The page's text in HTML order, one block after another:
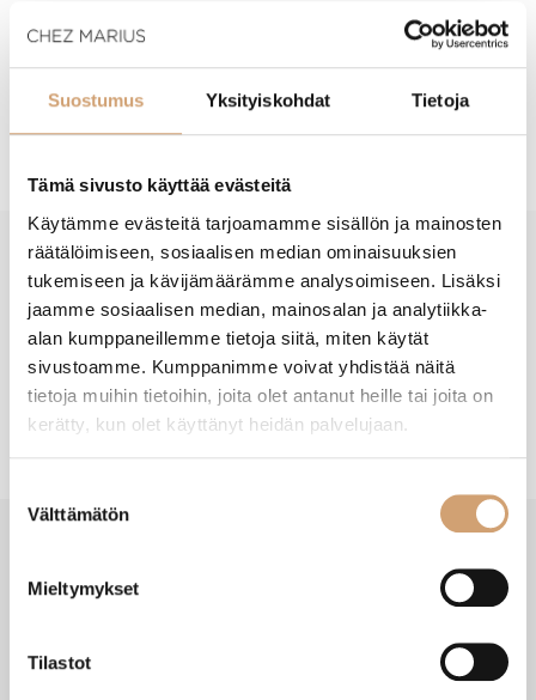
Suostumus Yksityiskohdat Tietoja
Tämä sivusto käyttää evästeitä
Käytämme evästeitä tarjoamamme sisällön ja mainosten
räätälöimiseen, sosiaalisen median ominaisuuksien
tukemiseen ja kävijämäärämme analysoimiseen. Lisäksi
jaamme sosiaalisen median, mainosalan ja analytiikka-
alan kumppaneillemme tietoja siitä, miten käytät
sivustoamme. Kumppanimme voivat yhdistää näitä
tietoja muihin tietoihin, joita olet antanut heille tai joita on
kerätty, kun olet käyttänyt heidän palvelujaan.
valinta
Välttämätön
Mieltymykset
Tilastot
- Tuotteesta ei ole vielä arvosteluja -
New content loaded